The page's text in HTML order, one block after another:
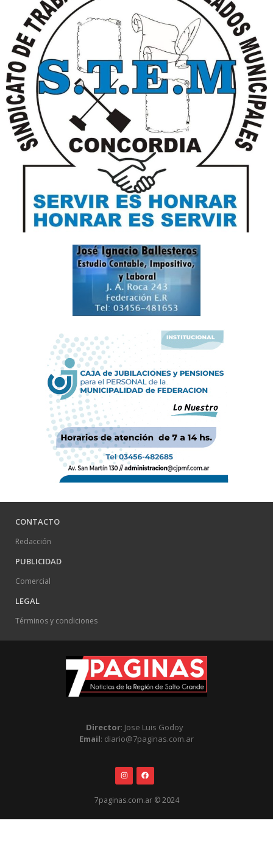
CONTACTO
Redacción
PUBLICIDAD
Comercial
LEGAL
Términos y condiciones
Director: Jose Luis Godoy
Email: diario@7paginas.com.ar
7paginas.com.ar © 2024